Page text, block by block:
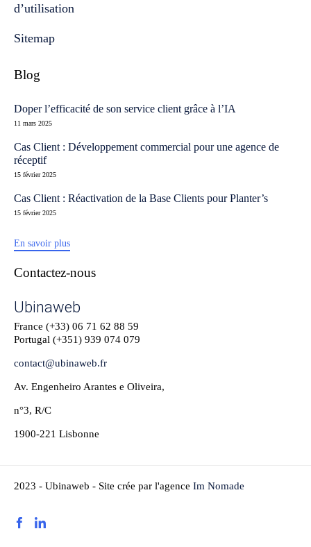
d’utilisation
Sitemap
Blog
Doper l’efficacité de son service client grâce à l’IA
11 mars 2025
Cas Client : Développement commercial pour une agence de
réceptif
15 février 2025
Cas Client : Réactivation de la Base Clients pour Planter’s
15 février 2025
En savoir plus
Contactez-nous
Ubinaweb
France (+33) 06 71 62 88 59
Portugal (+351) 939 074 079
contact@ubinaweb.fr
Av. Engenheiro Arantes e Oliveira,
n°3, R/C
1900-221 Lisbonne
2023 - Ubinaweb - Site crée par l'agence Im Nomade